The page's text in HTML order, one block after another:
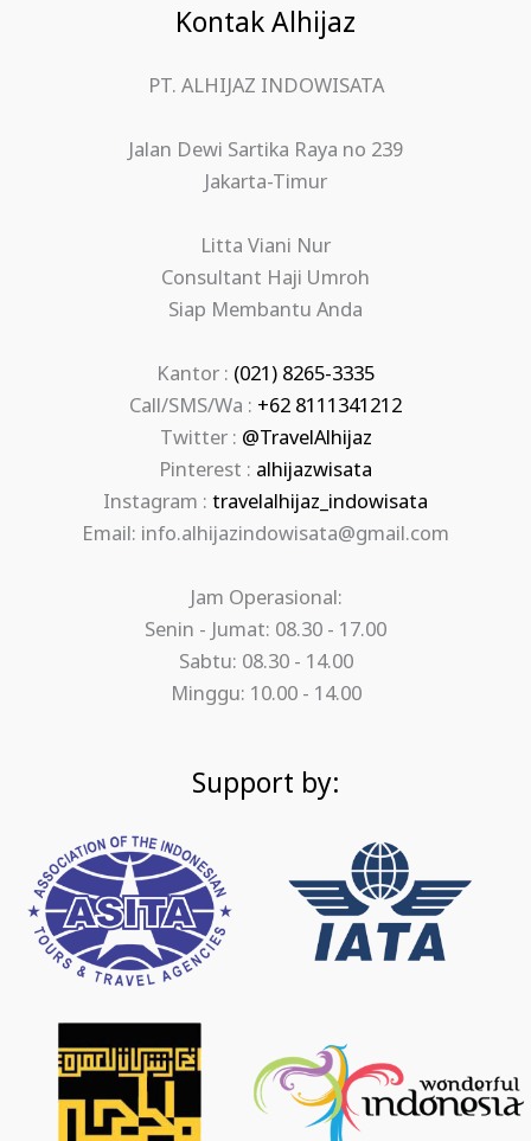
Kontak Alhijaz
PT. ALHIJAZ INDOWISATA
Jalan Dewi Sartika Raya no 239
Jakarta-Timur
Litta Viani Nur
Consultant Haji Umroh
Siap Membantu Anda
Kantor : (021) 8265-3335
Call/SMS/Wa : +62 8111341212
Twitter : @TravelAlhijaz
Pinterest : alhijazwisata
Instagram : travelalhijaz_indowisata
Email: info.alhijazindowisata@gmail.com
Jam Operasional:
Senin - Jumat: 08.30 - 17.00
Sabtu: 08.30 - 14.00
Minggu: 10.00 - 14.00
Support by: